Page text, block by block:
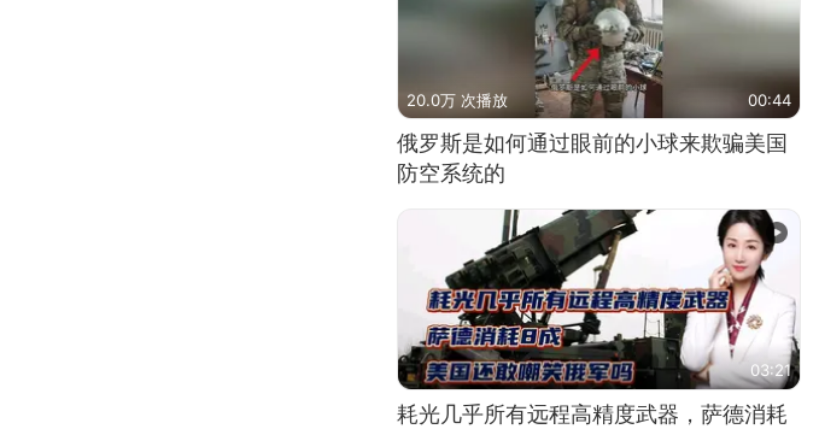
20.0万 次播放 00:44
俄罗斯是如何通过眼前的小球来欺骗美国
防空系统的
03:21
耗光几乎所有远程高精度武器，萨德消耗